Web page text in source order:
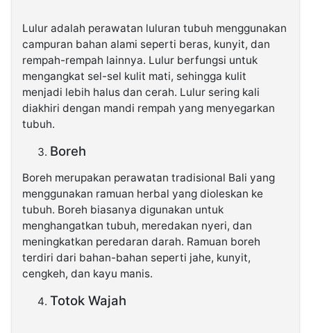
Lulur adalah perawatan luluran tubuh menggunakan
campuran bahan alami seperti beras, kunyit, dan
rempah-rempah lainnya. Lulur berfungsi untuk
mengangkat sel-sel kulit mati, sehingga kulit
menjadi lebih halus dan cerah. Lulur sering kali
diakhiri dengan mandi rempah yang menyegarkan
tubuh.
Boreh
Boreh merupakan perawatan tradisional Bali yang
menggunakan ramuan herbal yang dioleskan ke
tubuh. Boreh biasanya digunakan untuk
menghangatkan tubuh, meredakan nyeri, dan
meningkatkan peredaran darah. Ramuan boreh
terdiri dari bahan-bahan seperti jahe, kunyit,
cengkeh, dan kayu manis.
Totok Wajah